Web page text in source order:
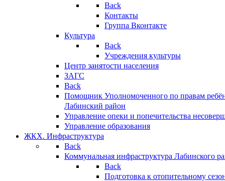
Back
Контакты
Группа Вконтакте
Культура
Back
Учреждения культуры
Центр занятости населения
ЗАГС
Back
Помощник Уполномоченного по правам
Лабинский район
Управление опеки и попечительства
Управление образования
ЖКХ. Инфраструктура
Back
Коммунальная инфраструктура Лабинского
Back
Подготовка к отопительному